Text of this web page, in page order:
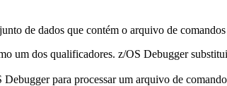
de dados que contém o arquivo de
um dos qualificadores. z/OS Debugger
Debuggerpara processar um arquivo de